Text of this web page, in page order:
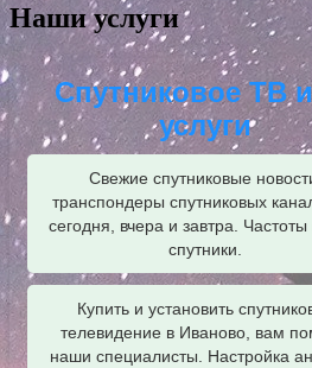
Наши услуги
Спутниковое ТВ
услуги
Свежие спутниковые
транспондеры спутниковых
сегодня, вчера и завтра.
спутники.
Купить и установить
телевидение в Иваново, вам
наши специалисты. Настройка